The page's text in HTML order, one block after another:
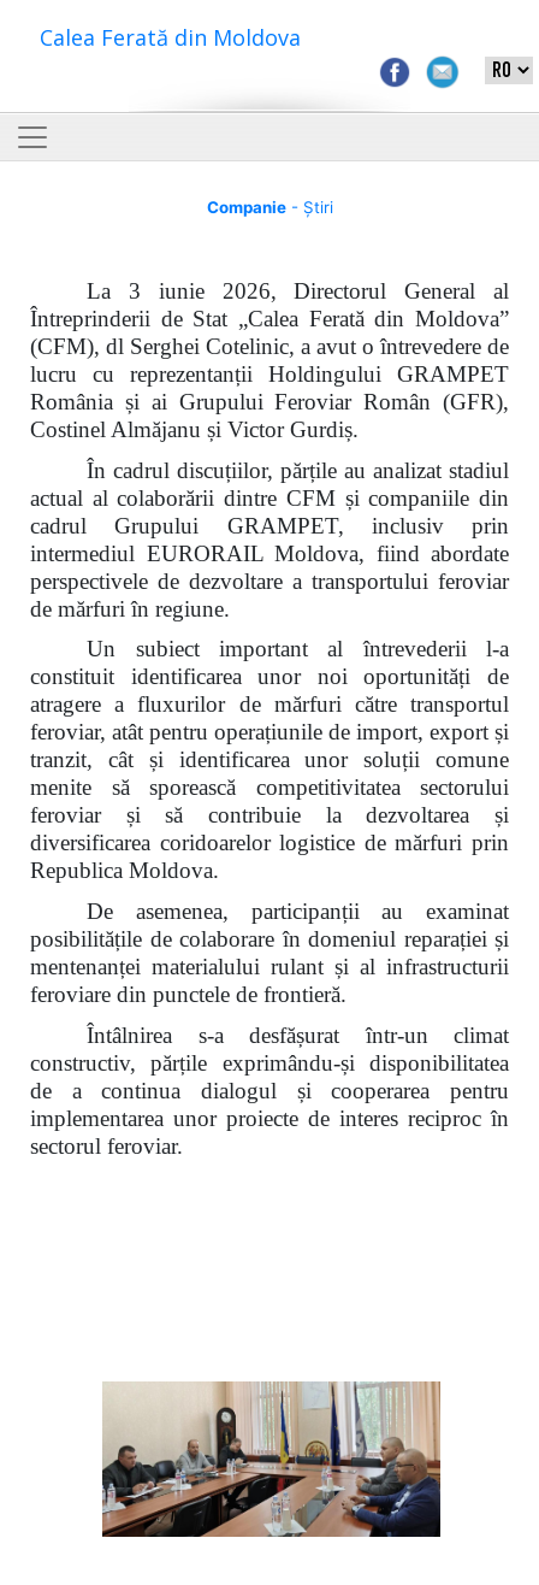
Calea Ferată din Moldova
Companie- Știri
La 3 iunie 2026, Directorul General al
Întreprinderii de Stat „Calea Ferată din Moldova”
(CFM), dl Serghei Cotelinic, a avut o întrevedere de
lucru cu reprezentanții Holdingului GRAMPET
România și ai Grupului Feroviar Român (GFR),
Costinel Almăjanu și Victor Gurdiș.
În cadrul discuțiilor, părțile au analizat stadiul
actual al colaborării dintre CFM și companiile din
cadrul Grupului GRAMPET, inclusiv prin
intermediul EURORAIL Moldova, fiind abordate
perspectivele de dezvoltare a transportului feroviar
de mărfuri în regiune.
Un subiect important al întrevederii l-a
constituit identificarea unor noi oportunități de
atragere a fluxurilor de mărfuri către transportul
feroviar, atât pentru operațiunile de import, export și
tranzit, cât și identificarea unor soluții comune
menite să sporească competitivitatea sectorului
feroviar și să contribuie la dezvoltarea și
diversificarea coridoarelor logistice de mărfuri prin
Republica Moldova.
De asemenea, participanții au examinat
posibilitățile de colaborare în domeniul reparației și
mentenanței materialului rulant și al infrastructurii
feroviare din punctele de frontieră.
Întâlnirea s-a desfășurat într-un climat
constructiv, părțile exprimându-și disponibilitatea
de a continua dialogul și cooperarea pentru
implementarea unor proiecte de interes reciproc în
sectorul feroviar.